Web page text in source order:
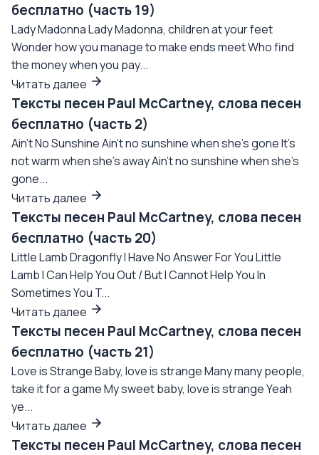
бесплатно (часть 19)
Lady Madonna Lady Madonna, children at your feet
Wonder how you manage to make ends meet Who find
the money when you pay...
Читать далее
Тексты песен Paul McCartney, слова песен
бесплатно (часть 2)
Ain't No Sunshine Ain't no sunshine when she's gone It's
not warm when she's away Ain't no sunshine when she's
gone...
Читать далее
Тексты песен Paul McCartney, слова песен
бесплатно (часть 20)
Little Lamb Dragonfly I Have No Answer For You Little
Lamb I Can Help You Out / But I Cannot Help You In
Sometimes You T...
Читать далее
Тексты песен Paul McCartney, слова песен
бесплатно (часть 21)
Love is Strange Baby, love is strange Many many people,
take it for a game My sweet baby, love is strange Yeah
ye...
Читать далее
Тексты песен Paul McCartney, слова песен